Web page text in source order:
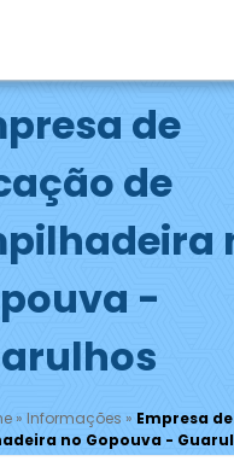
de
de
-
» Informações » Empresa
no Gopouva -